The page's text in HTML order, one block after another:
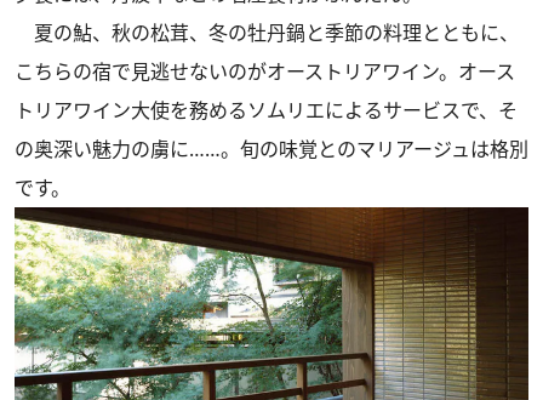
夏の鮎、秋の松茸、冬の牡丹鍋と季節の料理とともに、
こちらの宿で見逃せないのがオーストリアワイン。オース
トリアワイン大使を務めるソムリエによるサービスで、そ
の奥深い魅力の虜に……。旬の味覚とのマリアージュは格別
です。